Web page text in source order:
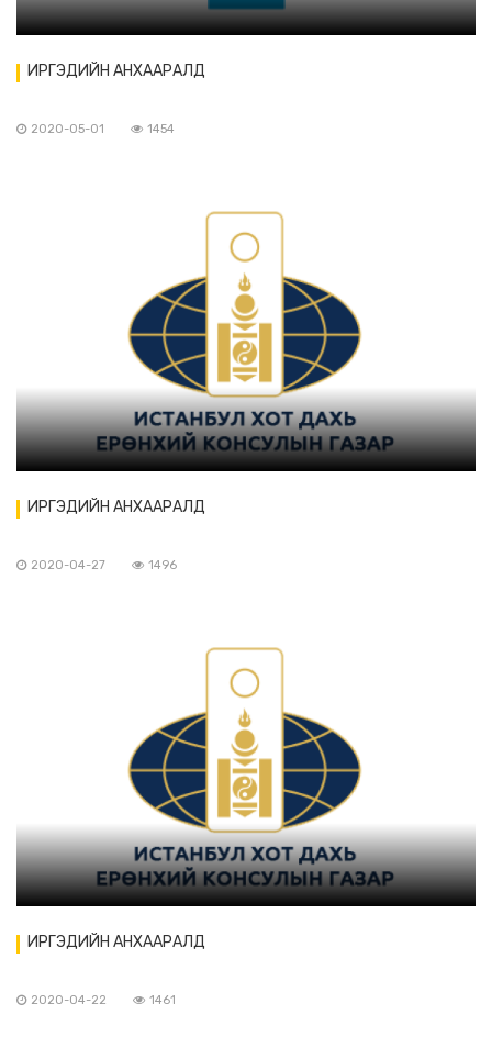
ИРГЭДИЙН АНХААРАЛД
2020-05-01 1454
ИРГЭДИЙН АНХААРАЛД
2020-04-27 1496
ИРГЭДИЙН АНХААРАЛД
2020-04-22 1461